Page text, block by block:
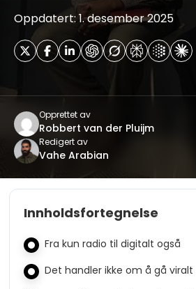
Oppdatert: 1. desember 2025
Opprettet av
Robbert van der Pluijm
Redigert av
Vahe Arabian
Innholdsfortegnelse
Fra kun radio til digitalt også
Det handler ikke om å gå viralt